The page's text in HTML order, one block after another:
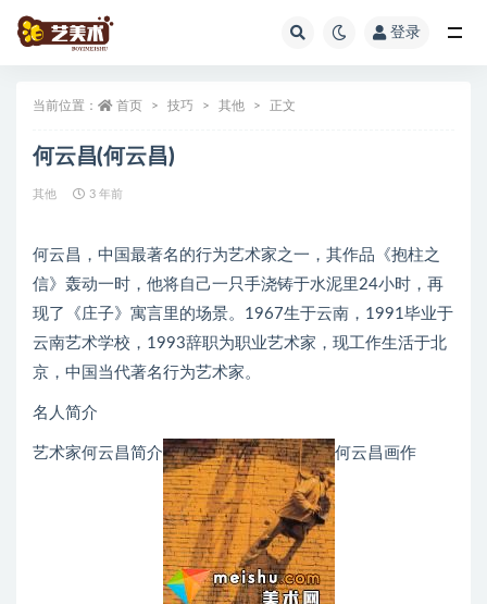
登录
当前位置： 首页 技巧 其他 正文
何云昌(何云昌)
其他 3 年前
何云昌，中国最著名的行为艺术家之一，其作品《抱柱之
信》轰动一时，他将自己一只手浇铸于水泥里24小时，再
现了《庄子》寓言里的场景。1967生于云南，1991毕业于
云南艺术学校，1993辞职为职业艺术家，现工作生活于北
京，中国当代著名行为艺术家。
名人简介
艺术家何云昌简介 何云昌画作